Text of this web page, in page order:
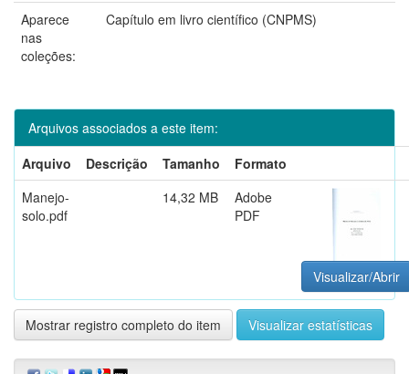
Aparece
nas
coleções:
Capítulo em livro científico (CNPMS)
Arquivos associados a este item:
Arquivo
Descrição Tamanho
Formato
Manejo-
solo.pdf
14,32 MB
Adobe
PDF
Visualizar/Abrir
Mostrar registro completo do item Visualizar estatísticas